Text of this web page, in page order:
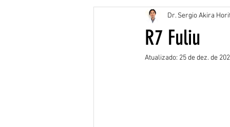
Medicina Tradicional Chinesa
R7 Fuliu
Dr. Sergio Akira
Atualizado: 25 de dez. de